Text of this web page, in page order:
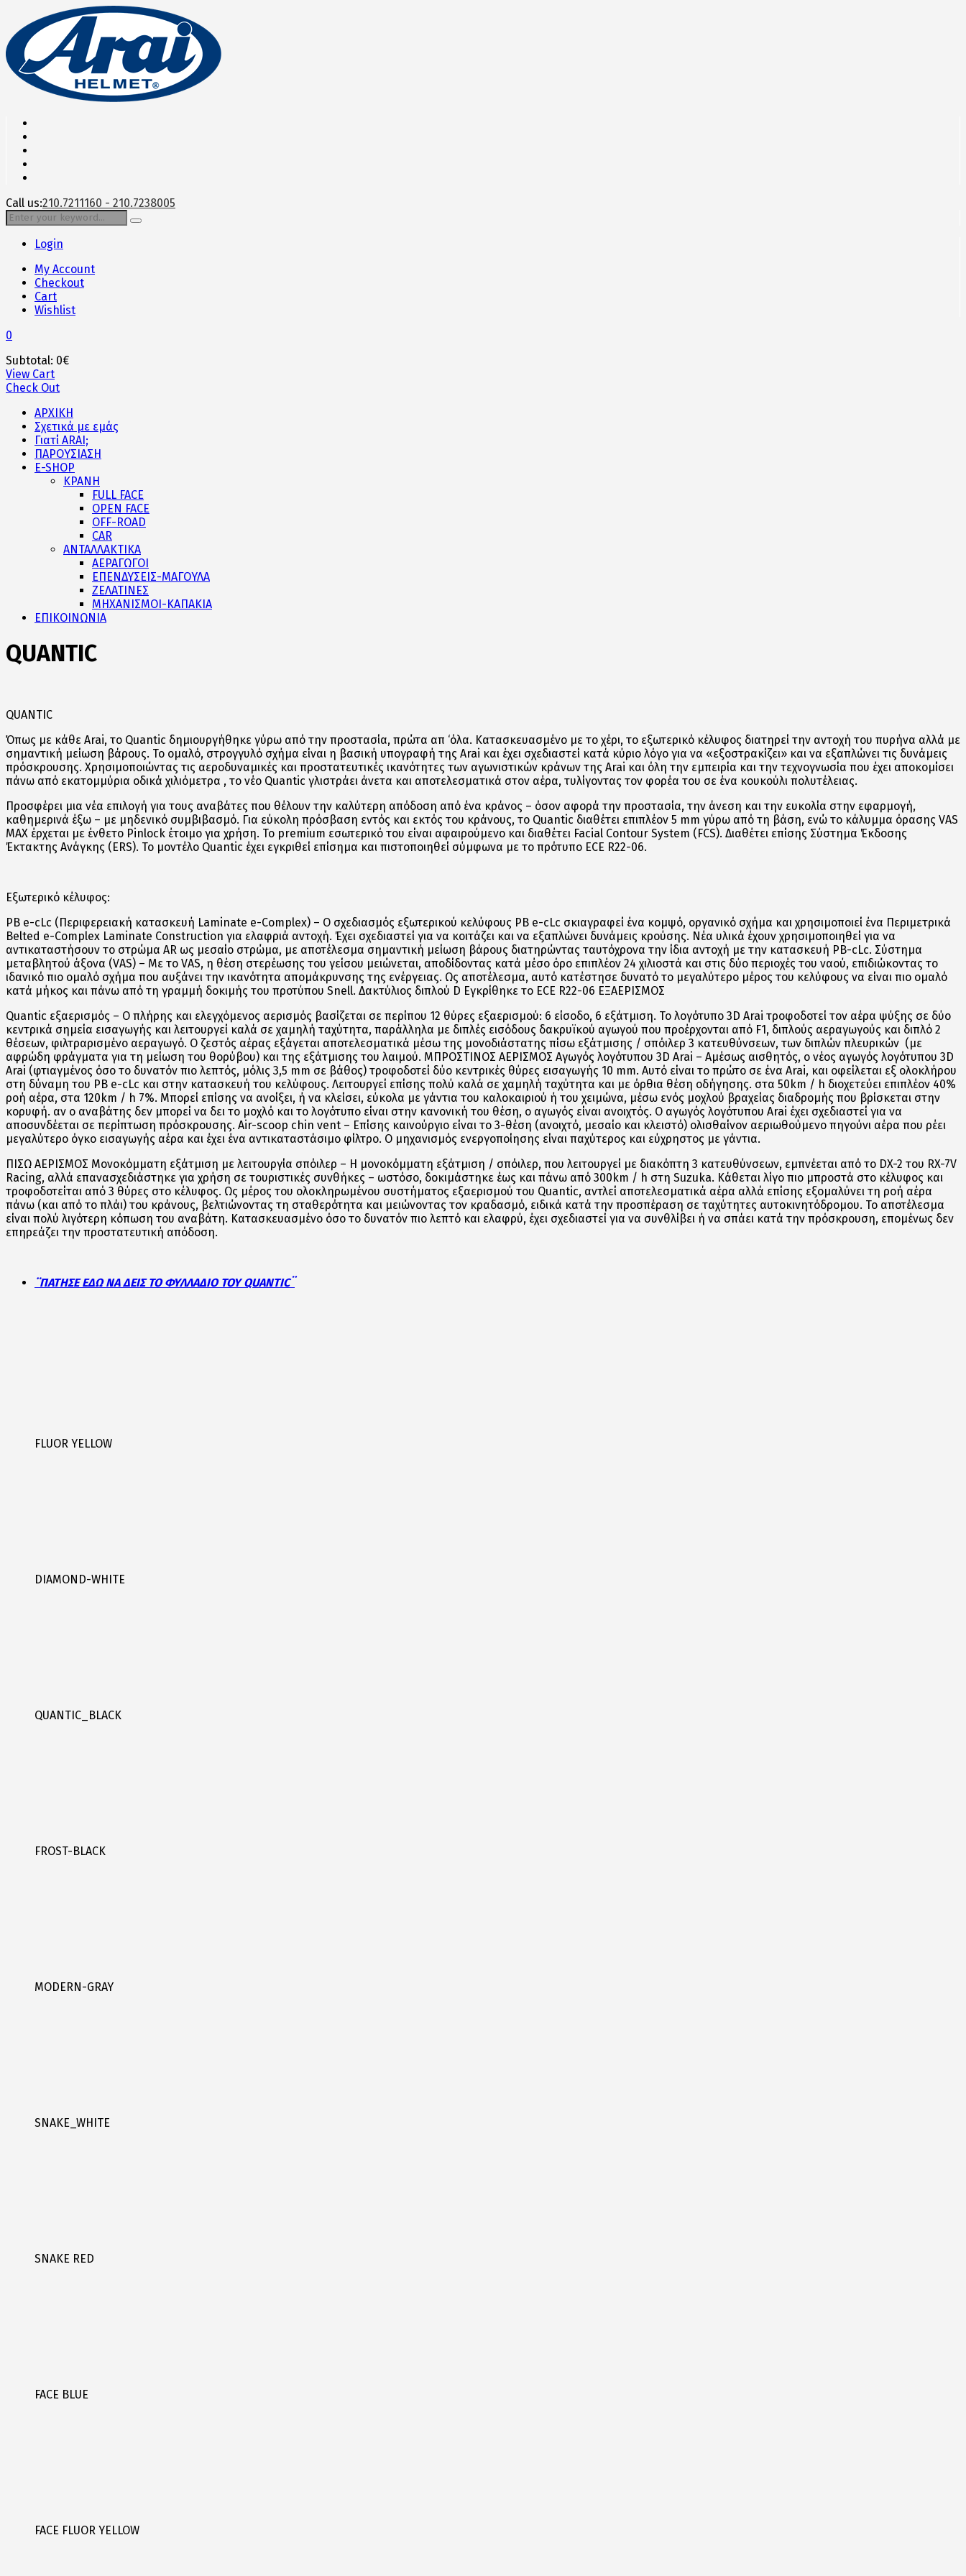
Call us:210.7211160 - 210.7238005
Login
My Account
Checkout
Cart
Wishlist
0
Subtotal: 0€
View Cart
Check Out
ΑΡΧΙΚΗ
Σχετικά με εμάς
Γιατί ARAI;
ΠΑΡΟΥΣΙΑΣΗ
E-SHOP
ΚΡΑΝΗ
FULL FACE
OPEN FACE
OFF-ROAD
CAR
ΑΝΤΑΛΛΑΚΤΙΚΑ
ΑΕΡΑΓΩΓΟΙ
ΕΠΕΝΔΥΣΕΙΣ-ΜΑΓΟΥΛΑ
ΖΕΛΑΤΙΝΕΣ
ΜΗΧΑΝΙΣΜΟΙ-ΚΑΠΑΚΙΑ
ΕΠΙΚΟΙΝΩΝΙΑ
QUANTIC
QUANTIC
Όπως με κάθε Arai, το Quantic δημιουργήθηκε γύρω από την προστασία, πρώτα απ ‘όλα. Κατασκευασμένο με το χέρι, το εξωτερικό κέλυφος διατηρεί την αντοχή του πυρήνα αλλά με
σημαντική μείωση βάρους. Το ομαλό, στρογγυλό σχήμα είναι η βασική υπογραφή της Arai και έχει σχεδιαστεί κατά κύριο λόγο για να «εξοστρακίζει» και να εξαπλώνει τις δυνάμεις
πρόσκρουσης. Χρησιμοποιώντας τις αεροδυναμικές και προστατευτικές ικανότητες των αγωνιστικών κράνων της Arai και όλη την εμπειρία και την τεχνογνωσία που έχει αποκομίσει
πάνω από εκατομμύρια οδικά χιλιόμετρα , το νέο Quantic γλιστράει άνετα και αποτελεσματικά στον αέρα, τυλίγοντας τον φορέα του σε ένα κουκούλι πολυτέλειας.
Προσφέρει μια νέα επιλογή για τους αναβάτες που θέλουν την καλύτερη απόδοση από ένα κράνος – όσον αφορά την προστασία, την άνεση και την ευκολία στην εφαρμογή,
καθημερινά έξω – με μηδενικό συμβιβασμό. Για εύκολη πρόσβαση εντός και εκτός του κράνους, το Quantic διαθέτει επιπλέον 5 mm γύρω από τη βάση, ενώ το κάλυμμα όρασης VAS
MAX έρχεται με ένθετο Pinlock έτοιμο για χρήση. Το premium εσωτερικό του είναι αφαιρούμενο και διαθέτει Facial Contour System (FCS). Διαθέτει επίσης Σύστημα Έκδοσης
Έκτακτης Ανάγκης (ERS). Το μοντέλο Quantic έχει εγκριθεί επίσημα και πιστοποιηθεί σύμφωνα με το πρότυπο ECE R22-06.
Εξωτερικό κέλυφος:
PB e-cLc (Περιφερειακή κατασκευή Laminate e-Complex) – Ο σχεδιασμός εξωτερικού κελύφους PB e-cLc σκιαγραφεί ένα κομψό, οργανικό σχήμα και χρησιμοποιεί ένα Περιμετρικά
Belted e-Complex Laminate Construction για ελαφριά αντοχή. Έχει σχεδιαστεί για να κοιτάζει και να εξαπλώνει δυνάμεις κρούσης. Νέα υλικά έχουν χρησιμοποιηθεί για να
αντικαταστήσουν το στρώμα AR ως μεσαίο στρώμα, με αποτέλεσμα σημαντική μείωση βάρους διατηρώντας ταυτόχρονα την ίδια αντοχή με την κατασκευή PB-cLc. Σύστημα
μεταβλητού άξονα (VAS) – Με το VAS, η θέση στερέωσης του γείσου μειώνεται, αποδίδοντας κατά μέσο όρο επιπλέον 24 χιλιοστά και στις δύο περιοχές του ναού, επιδιώκοντας το
ιδανικό πιο ομαλό σχήμα που αυξάνει την ικανότητα απομάκρυνσης της ενέργειας. Ως αποτέλεσμα, αυτό κατέστησε δυνατό το μεγαλύτερο μέρος του κελύφους να είναι πιο ομαλό
κατά μήκος και πάνω από τη γραμμή δοκιμής του προτύπου Snell. Δακτύλιος διπλού D Εγκρίθηκε το ECE R22-06 ΕΞΑΕΡΙΣΜΟΣ
Quantic εξαερισμός – Ο πλήρης και ελεγχόμενος αερισμός βασίζεται σε περίπου 12 θύρες εξαερισμού: 6 είσοδο, 6 εξάτμιση. Το λογότυπο 3D Arai τροφοδοτεί τον αέρα ψύξης σε δύο
κεντρικά σημεία εισαγωγής και λειτουργεί καλά σε χαμηλή ταχύτητα, παράλληλα με διπλές εισόδους δακρυϊκού αγωγού που προέρχονται από F1, διπλούς αεραγωγούς και διπλό 2
θέσεων, φιλτραρισμένο αεραγωγό. Ο ζεστός αέρας εξάγεται αποτελεσματικά μέσω της μονοδιάστατης πίσω εξάτμισης / σπόιλερ 3 κατευθύνσεων, των διπλών πλευρικών (με
αφρώδη φράγματα για τη μείωση του θορύβου) και της εξάτμισης του λαιμού. ΜΠΡΟΣΤΙΝΟΣ ΑΕΡΙΣΜΟΣ Αγωγός λογότυπου 3D Arai – Αμέσως αισθητός, ο νέος αγωγός λογότυπου 3D
Arai (φτιαγμένος όσο το δυνατόν πιο λεπτός, μόλις 3,5 mm σε βάθος) τροφοδοτεί δύο κεντρικές θύρες εισαγωγής 10 mm. Αυτό είναι το πρώτο σε ένα Arai, και οφείλεται εξ ολοκλήρου
στη δύναμη του PB e-cLc και στην κατασκευή του κελύφους. Λειτουργεί επίσης πολύ καλά σε χαμηλή ταχύτητα και με όρθια θέση οδήγησης. στα 50km / h διοχετεύει επιπλέον 40%
ροή αέρα, στα 120km / h 7%. Μπορεί επίσης να ανοίξει, ή να κλείσει, εύκολα με γάντια του καλοκαιριού ή του χειμώνα, μέσω ενός μοχλού βραχείας διαδρομής που βρίσκεται στην
κορυφή. αν ο αναβάτης δεν μπορεί να δει το μοχλό και το λογότυπο είναι στην κανονική του θέση, ο αγωγός είναι ανοιχτός. Ο αγωγός λογότυπου Arai έχει σχεδιαστεί για να
αποσυνδέεται σε περίπτωση πρόσκρουσης. Air-scoop chin vent – Επίσης καινούργιο είναι το 3-θέση (ανοιχτό, μεσαίο και κλειστό) ολισθαίνον αεριωθούμενο πηγούνι αέρα που ρέει
μεγαλύτερο όγκο εισαγωγής αέρα και έχει ένα αντικαταστάσιμο φίλτρο. Ο μηχανισμός ενεργοποίησης είναι παχύτερος και εύχρηστος με γάντια.
ΠΙΣΩ ΑΕΡΙΣΜΟΣ Μονοκόμματη εξάτμιση με λειτουργία σπόιλερ – Η μονοκόμματη εξάτμιση / σπόιλερ, που λειτουργεί με διακόπτη 3 κατευθύνσεων, εμπνέεται από το DX-2 του RX-7V
Racing, αλλά επανασχεδιάστηκε για χρήση σε τουριστικές συνθήκες – ωστόσο, δοκιμάστηκε έως και πάνω από 300km / h στη Suzuka. Κάθεται λίγο πιο μπροστά στο κέλυφος και
τροφοδοτείται από 3 θύρες στο κέλυφος. Ως μέρος του ολοκληρωμένου συστήματος εξαερισμού του Quantic, αντλεί αποτελεσματικά αέρα αλλά επίσης εξομαλύνει τη ροή αέρα
πάνω (και από το πλάι) του κράνους, βελτιώνοντας τη σταθερότητα και μειώνοντας τον κραδασμό, ειδικά κατά την προσπέραση σε ταχύτητες αυτοκινητόδρομου. Το αποτέλεσμα
είναι πολύ λιγότερη κόπωση του αναβάτη. Κατασκευασμένο όσο το δυνατόν πιο λεπτό και ελαφρύ, έχει σχεδιαστεί για να συνθλίβει ή να σπάει κατά την πρόσκρουση, επομένως δεν
επηρεάζει την προστατευτική απόδοση.
¨ΠΑΤΗΣΕ ΕΔΩ ΝΑ ΔΕΙΣ ΤΟ ΦΥΛΛΑΔΙΟ ΤΟΥ QUANTIC¨
FLUOR YELLOW
DIAMOND-WHITE
QUANTIC_BLACK
FROST-BLACK
MODERN-GRAY
SNAKE_WHITE
SNAKE RED
FACE BLUE
FACE FLUOR YELLOW